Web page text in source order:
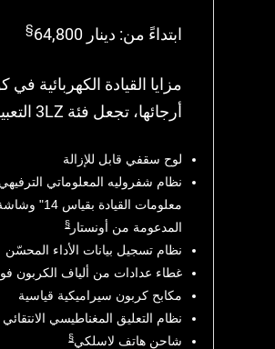
ابتداءً من: دينار 64,800 §
مزايا القيادة
أرجائها، تجعل فئة 3LZ التعبير الأرقى عن الفخامة والأداء:
لوح سقفي قابل للإزالة
نظام شفروليه المعلوماتي
معلومات القيادة بقياس 14" وشاشة إضافية بقياس 6.6" مع ميزة جوجل المدمجة
المدعومة من أونستار§
نظام تسجيل بيانات الأداء المحسّن
غطاء عدادات من ألياف الكربون
مكابح كربون سيراميكية قياسية
نظام التعليق المغناطيسي الانتقائي
شاحن هاتف لاسلكي§